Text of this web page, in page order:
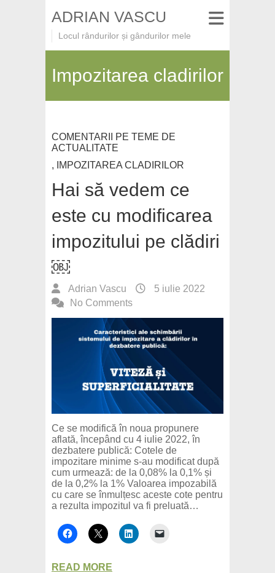
ADRIAN VASCU
Locul rândurilor și gândurilor mele
Impozitarea cladirilor
COMENTARII PE TEME DE
ACTUALITATE
,
IMPOZITAREA CLADIRILOR
Hai să vedem ce
este cu modificarea
impozitului pe clădiri
￼
Adrian Vascu
5 iulie 2022
No Comments
Ce se modifică în noua propunere
aflată, începând cu 4 iulie 2022, în
dezbatere publică: Cotele de
impozitare minime s-au modificat după
cum urmează: de la 0,08% la 0,1% și
de la 0,2% la 1% Valoarea impozabilă
cu care se înmulțesc aceste cote pentru
a rezulta impozitul va fi preluată…
READ MORE